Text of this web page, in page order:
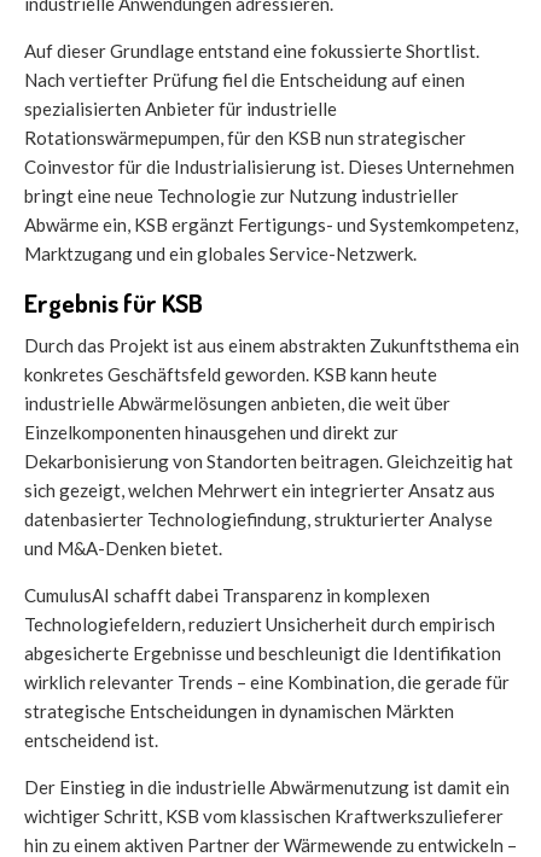
Auf dieser Grundlage entstand eine fokussierte Shortlist.
Nach vertiefter Prüfung fiel die Entscheidung auf einen
spezialisierten Anbieter für industrielle
Rotationswärmepumpen, für den KSB nun strategischer
Coinvestor für die Industrialisierung ist. Dieses Unternehmen
bringt eine neue Technologie zur Nutzung industrieller
Abwärme ein, KSB ergänzt Fertigungs- und Systemkompetenz,
Marktzugang und ein globales Service-Netzwerk.
Ergebnis für KSB
Durch das Projekt ist aus einem abstrakten Zukunftsthema ein
konkretes Geschäftsfeld geworden. KSB kann heute
industrielle Abwärmelösungen anbieten, die weit über
Einzelkomponenten hinausgehen und direkt zur
Dekarbonisierung von Standorten beitragen. Gleichzeitig hat
sich gezeigt, welchen Mehrwert ein integrierter Ansatz aus
datenbasierter Technologiefindung, strukturierter Analyse
und M&A-Denken bietet.
CumulusAI schafft dabei Transparenz in komplexen
Technologiefeldern, reduziert Unsicherheit durch empirisch
abgesicherte Ergebnisse und beschleunigt die Identifikation
wirklich relevanter Trends – eine Kombination, die gerade für
strategische Entscheidungen in dynamischen Märkten
entscheidend ist.
Der Einstieg in die industrielle Abwärmenutzung ist damit ein
wichtiger Schritt, KSB vom klassischen Kraftwerkszulieferer
hin zu einem aktiven Partner der Wärmewende zu entwickeln –